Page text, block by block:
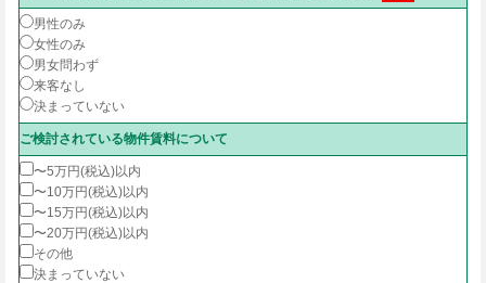
男性のみ
女性のみ
男女問わず
来客なし
決まっていない
ご検討されている物件賃料について
〜5万円(税込)以内
〜10万円(税込)以内
〜15万円(税込)以内
〜20万円(税込)以内
その他
決まっていない